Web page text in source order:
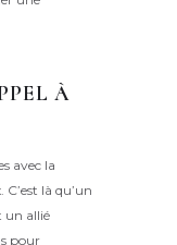
À
avec la
là qu’un
un allié
pour